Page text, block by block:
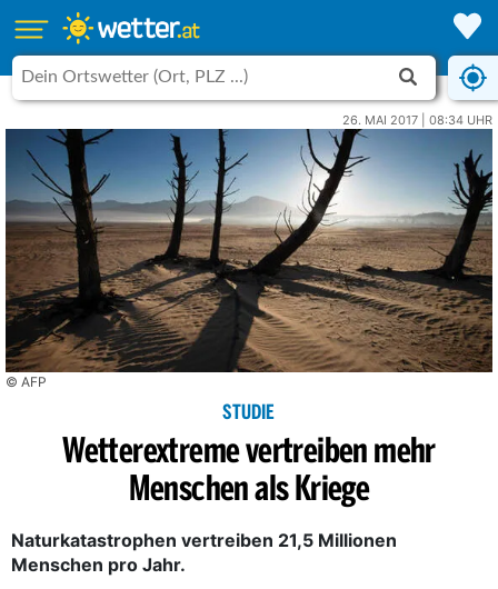
26. MAI 2017 | 08:34 UHR
© AFP
STUDIE
Wetterextreme vertreiben mehr
Menschen als Kriege
Naturkatastrophen vertreiben 21,5 Millionen
Menschen pro Jahr.